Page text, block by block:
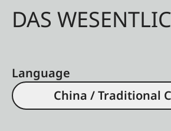
DAS
Language
China / Traditional